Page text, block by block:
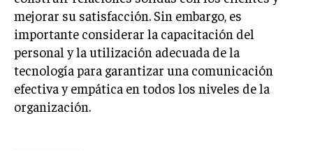
experiencia, uso la palabra escrita para crear
estrategias de marketing exitosas. Amante de la
poesía y el ajedrez, siempre busco el enfoque creativo en cada
historia.
Aparece en periódicos digitales y domina los buscadores,
Infórmate aquí.
mejorar su satisfacción. Sin embargo, es
importante considerar la capacitación del
personal y la utilización adecuada de la
tecnología para garantizar una comunicación
efectiva y empática en todos los niveles de la
organización.